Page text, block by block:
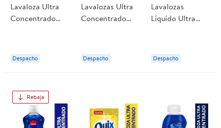
Lavaloza Ultra
Concentrado
Despacho
Lavalozas Ultra
Concentrado
Despacho
Lavalozas
Líquido Ultra
Quix
Despacho
Rebaja